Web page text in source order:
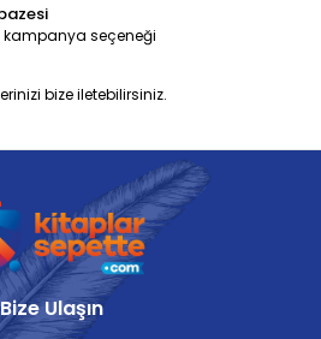
kampanya seçeneği
bize iletebilirsiniz.
Bize Ulaşın